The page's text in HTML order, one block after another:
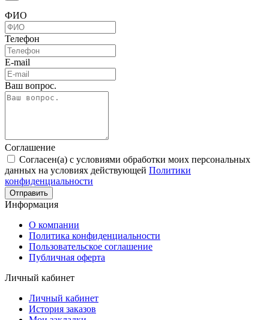
ФИО
Телефон
E-mail
Ваш вопрос.
Соглашение
Согласен(а) с условиями обработки моих персональных
данных на условиях действующей Политики
конфиденциальности
Отправить
Информация
О компании
Политика конфиденциальности
Пользовательское соглашение
Публичная оферта
Личный кабинет
Личный кабинет
История заказов